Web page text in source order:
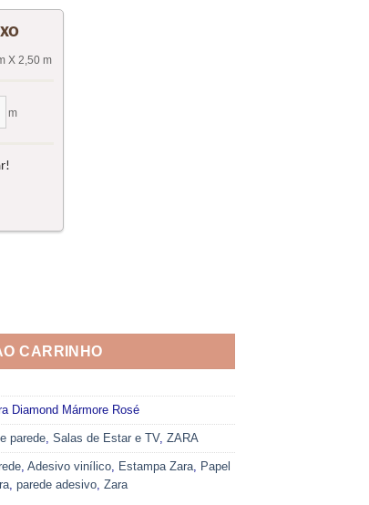
Diamond Mármore Rosé quantidade
CARRINHO
Diamond Mármore Rosé
parede, Salas de Estar e TV, ZARA
, Adesivo vinílico, Estampa Zara, Papel
, parede adesivo, Zara